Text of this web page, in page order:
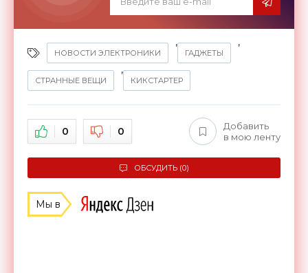
НОВОСТИ ЭЛЕКТРОНИКИ
,
ГАДЖЕТЫ
,
СТРАННЫЕ ВЕЩИ
,
КИКСТАРТЕР
0 0
Добавить
в мою ленту
ОБСУДИТЬ (0)
Мы в